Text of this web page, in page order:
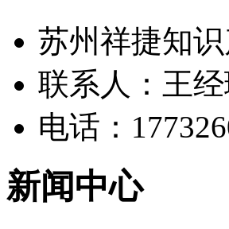
苏州祥捷知
联系人：王经
电话：
新闻中心